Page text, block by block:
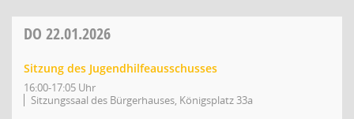
DO 22.01.2026
Sitzung des Jugendhilfeausschusses
16:00-17:05 Uhr
Sitzungssaal des Bürgerhauses, Königsplatz 33a